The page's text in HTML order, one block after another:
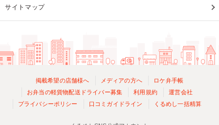
サイトマップ
掲載希望の店舗様へ メディアの方へ
ロケ弁手帳
お弁当の軽貨物配送ドライバー募集
利用規約
運営会社
プライバシーポリシー
口コミガイドライン くるめし一括精算